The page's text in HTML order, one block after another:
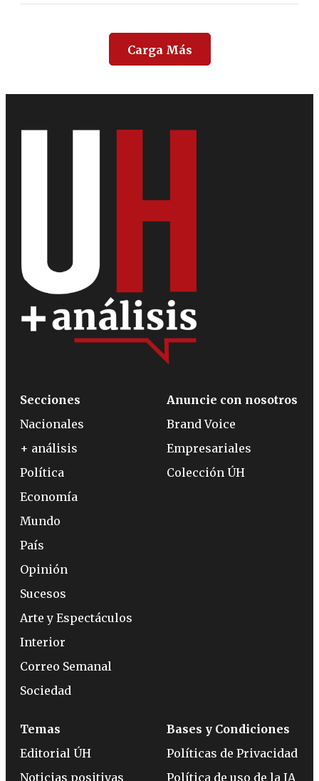
Carga Más
Secciones
Nacionales
+ análisis
Política
Economía
Mundo
País
Opinión
Sucesos
Arte y Espectáculos
Interior
Correo Semanal
Sociedad
Anuncie con nosotros
Brand Voice
Empresariales
Colección ÚH
Temas
Editorial ÚH
Noticias positivas
Bases y Condiciones
Políticas de Privacidad
Política de uso de la IA